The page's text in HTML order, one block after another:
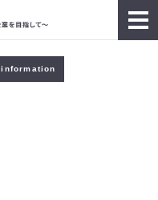
information